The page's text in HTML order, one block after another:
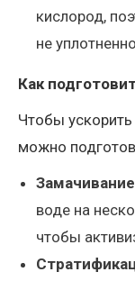
кислород,
не
Как
Чтобы
можно
Замачивание
воде на
чтобы